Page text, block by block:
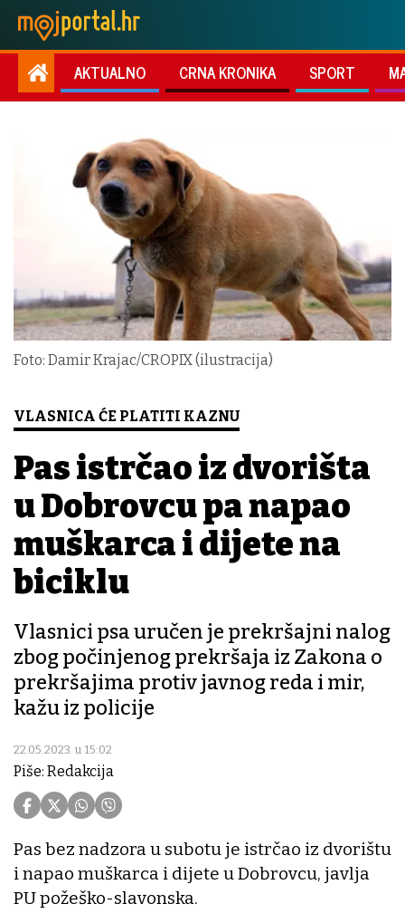
AKTUALNO CRNA KRONIKA SPORT
Foto: Damir Krajac/CROPIX (ilustracija)
VLASNICA ĆE PLATITI KAZNU
Pas istrčao iz dvorišta
u Dobrovcu pa napao
muškarca i dijete na
biciklu
Vlasnici psa uručen je prekršajni nalog
zbog počinjenog prekršaja iz Zakona o
prekršajima protiv javnog reda i mir,
kažu iz policije
22.05.2023. u 15:02
Piše: Redakcija
Pas bez nadzora u subotu je istrčao iz dvorištu
i napao muškarca i dijete u Dobrovcu, javlja
PU požeško-slavonska.